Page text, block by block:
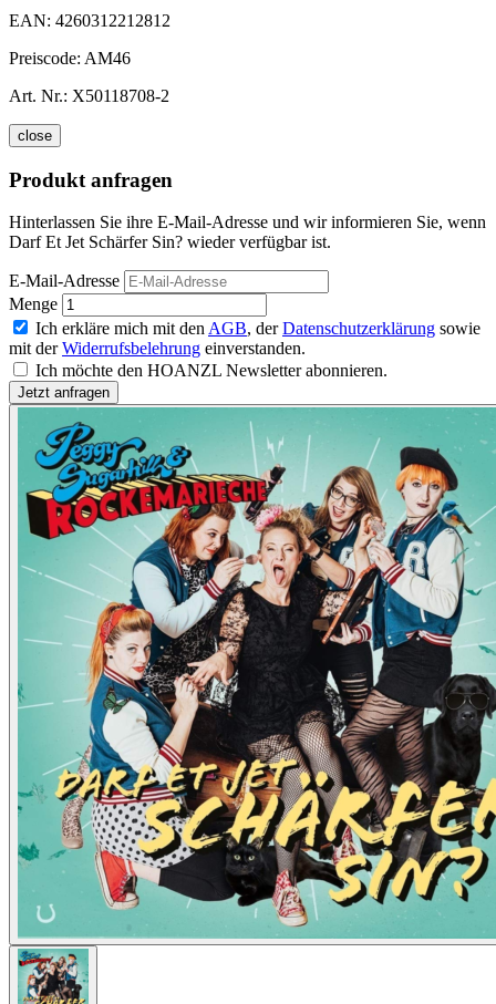
EAN: 4260312212812
Preiscode: AM46
Art. Nr.: X50118708-2
close
Produkt anfragen
Hinterlassen Sie ihre E-Mail-Adresse und wir informieren Sie, wenn
Darf Et Jet Schärfer Sin? wieder verfügbar ist.
E-Mail-Adresse
Menge
Ich erkläre mich mit den AGB, derDatenschutzerklärung sowie
mit derWiderrufsbelehrung einverstanden.
Ich möchte den HOANZL Newsletter abonnieren.